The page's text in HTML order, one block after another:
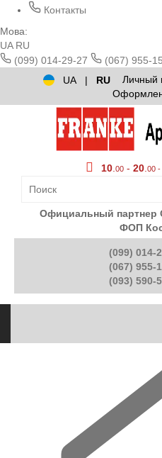
Контакты
Мова:
UA RU
(099) 014-29-27
(067) 955-
UA
| RU Личный
10 00 - 20 00 -
Официальный партнер
ФОП
(099) 014-
(067) 955-
(093) 590-